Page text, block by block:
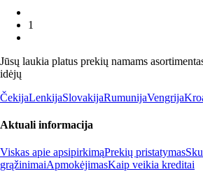
1
Jūsų laukia platus prekių namams
idėjų
ČekijaLenkijaSlovakijaRumunijaVengrija
Aktuali informacija
Viskas apie apsipirkimąPrekių pristatymas
grąžinimaiApmokėjimasKaip veikia kreditai